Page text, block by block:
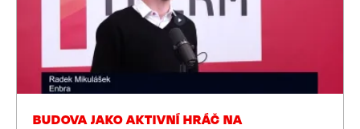
BUDOVA JAKO AKTIVNÍ HRÁČ NA